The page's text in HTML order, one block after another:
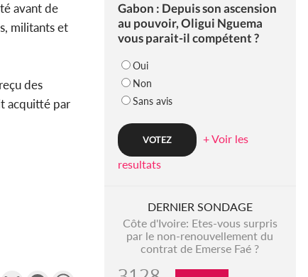
avant de
militants et
des
acquitté par
Gabon : Depuis son ascension
au pouvoir, Oligui Nguema
vous parait-il compétent ?
Oui
Non
Sans avis
+ Voir les
resultats
DERNIER SONDAGE
Côte d'Ivoire: Etes-vous surpris
par le non-renouvellement du
contrat de Emerse Faé ?